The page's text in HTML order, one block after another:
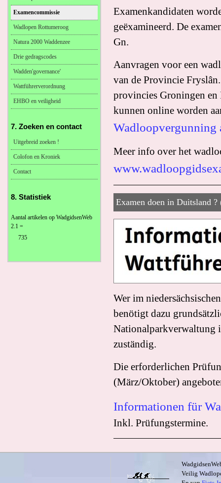
Examenkandidaten
geëxamineerd. De
Gn.
Aanvragen voor een
van de Provincie
provincies Groningen
kunnen online worden
Wadloopvergunning
Meer info over het
Examen doen in Duitsland ?
Wer im
benötigt dazu
Nationalparkverwaltung
zuständig.
Die erforderlichen
(März/Oktober)
Informationen für
Inkl. Prüfungstermine.
Examencommissie
Wadlopen Rottumeroog
Natura 2000 Waddenzee
Drie gedragscodes
Wadden'governance'
Wattführerverordnung
EHBO en veiligheid
7. Zoeken en contact
Uitgebreid zoeken !
Colofon en Kroniek
Contact
8. Statistiek
Aantal artikelen op WadgidsenWeb
2.1 =
735
Veilig